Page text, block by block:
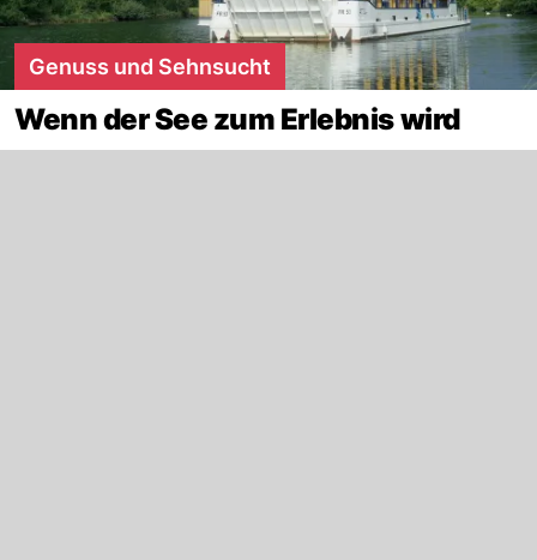
Genuss und Sehnsucht
Wenn der See zum Erlebnis wird